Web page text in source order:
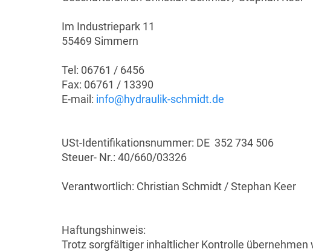
Im Industriepark 11
55469 Simmern
Tel: 06761 / 6456
Fax: 06761 / 13390
E-mail: info@hydraulik-schmidt.de
USt-Identifikationsnummer: DE 352 734 506
Steuer- Nr.: 40/660/03326
Verantwortlich: Christian Schmidt / Stephan Keer
Haftungshinweis:
Trotz sorgfältiger inhaltlicher Kontrolle